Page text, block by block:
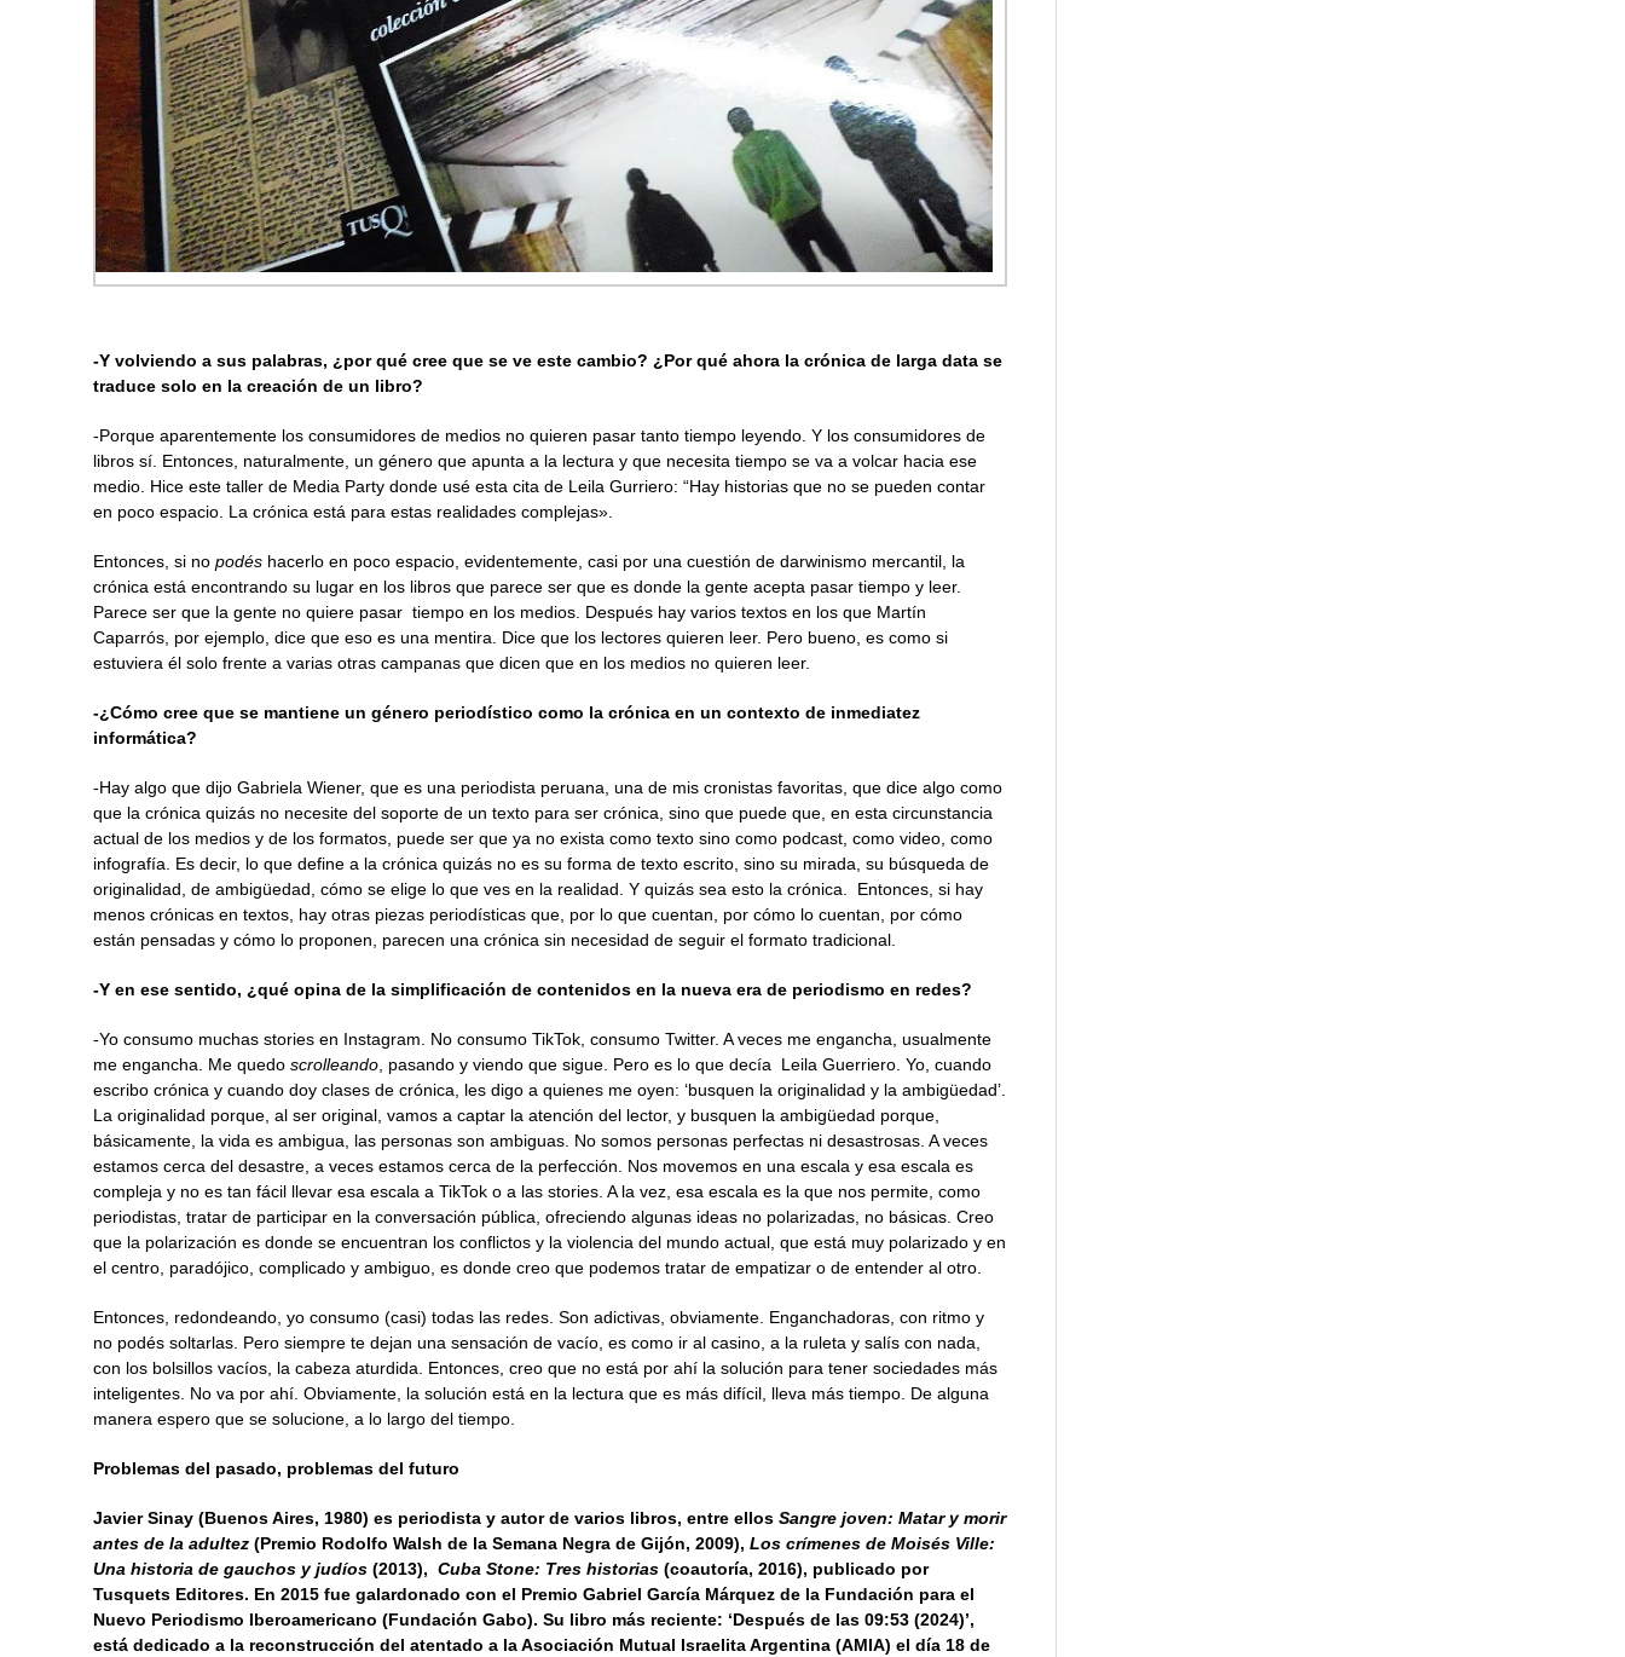
-Y volviendo a sus palabras, ¿por qué cree que se ve este cambio? ¿Por qué ahora la crónica de larga data se
traduce solo en la creación de un libro?
-Porque aparentemente los consumidores de medios no quieren pasar tanto tiempo leyendo. Y los consumidores de
libros sí. Entonces, naturalmente, un género que apunta a la lectura y que necesita tiempo se va a volcar hacia ese
medio. Hice este taller de Media Party donde usé esta cita de Leila Gurriero: “Hay historias que no se pueden contar
en poco espacio. La crónica está para estas realidades complejas».
Entonces, si nopodés hacerlo en poco espacio, evidentemente, casi por una cuestión de darwinismo mercantil, la
crónica está encontrando su lugar en los libros que parece ser que es donde la gente acepta pasar tiempo y leer.
Parece ser que la gente no quiere pasar tiempo en los medios. Después hay varios textos en los que Martín
Caparrós, por ejemplo, dice que eso es una mentira. Dice que los lectores quieren leer. Pero bueno, es como si
estuviera él solo frente a varias otras campanas que dicen que en los medios no quieren leer.
-¿Cómo cree que se mantiene un género periodístico como la crónica en un contexto de inmediatez
informática?
-Hay algo que dijo Gabriela Wiener, que es una periodista peruana, una de mis cronistas favoritas, que dice algo como
que la crónica quizás no necesite del soporte de un texto para ser crónica, sino que puede que, en esta circunstancia
actual de los medios y de los formatos, puede ser que ya no exista como texto sino como podcast, como video, como
infografía. Es decir, lo que define a la crónica quizás no es su forma de texto escrito, sino su mirada, su búsqueda de
originalidad, de ambigüedad, cómo se elige lo que ves en la realidad. Y quizás sea esto la crónica. Entonces, si hay
menos crónicas en textos, hay otras piezas periodísticas que, por lo que cuentan, por cómo lo cuentan, por cómo
están pensadas y cómo lo proponen, parecen una crónica sin necesidad de seguir el formato tradicional.
-Y en ese sentido, ¿qué opina de la simplificación de contenidos en la nueva era de periodismo en redes?
-Yo consumo muchas stories en Instagram. No consumo TikTok, consumo Twitter. A veces me engancha, usualmente
me engancha. Me quedoscrolleando, pasando y viendo que sigue. Pero es lo que decía Leila Guerriero. Yo, cuando
escribo crónica y cuando doy clases de crónica, les digo a quienes me oyen: ‘busquen la originalidad y la ambigüedad’.
La originalidad porque, al ser original, vamos a captar la atención del lector, y busquen la ambigüedad porque,
básicamente, la vida es ambigua, las personas son ambiguas. No somos personas perfectas ni desastrosas. A veces
estamos cerca del desastre, a veces estamos cerca de la perfección. Nos movemos en una escala y esa escala es
compleja y no es tan fácil llevar esa escala a TikTok o a las stories. A la vez, esa escala es la que nos permite, como
periodistas, tratar de participar en la conversación pública, ofreciendo algunas ideas no polarizadas, no básicas. Creo
que la polarización es donde se encuentran los conflictos y la violencia del mundo actual, que está muy polarizado y en
el centro, paradójico, complicado y ambiguo, es donde creo que podemos tratar de empatizar o de entender al otro.
Entonces, redondeando, yo consumo (casi) todas las redes. Son adictivas, obviamente. Enganchadoras, con ritmo y
no podés soltarlas. Pero siempre te dejan una sensación de vacío, es como ir al casino, a la ruleta y salís con nada,
con los bolsillos vacíos, la cabeza aturdida. Entonces, creo que no está por ahí la solución para tener sociedades más
inteligentes. No va por ahí. Obviamente, la solución está en la lectura que es más difícil, lleva más tiempo. De alguna
manera espero que se solucione, a lo largo del tiempo.
Problemas del pasado, problemas del futuro
Javier Sinay (Buenos Aires, 1980) es periodista y autor de varios libros, entre ellosSangre joven: Matar y morir
antes de la adultez (Premio Rodolfo Walsh de la Semana Negra de Gijón, 2009),Los crímenes de Moisés Ville:
Una historia de gauchos y judíos (2013),Cuba Stone: Tres historias (coautoría, 2016), publicado por
Tusquets Editores. En 2015 fue galardonado con el Premio Gabriel García Márquez de la Fundación para el
Nuevo Periodismo Iberoamericano (Fundación Gabo). Su libro más reciente: ‘Después de las 09:53 (2024)’,
está dedicado a la reconstrucción del atentado a la Asociación Mutual Israelita Argentina (AMIA) el día 18 de